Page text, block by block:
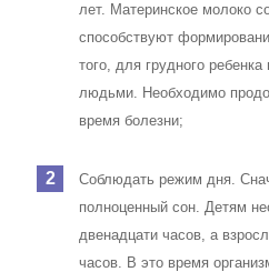
лет. Материнское молоко
способствуют
того, для грудного
людьми. Необходимо
время болезни;
Соблюдать режим дня.
полноценный сон. Детям
двенадцати часов, а
часов. В это время